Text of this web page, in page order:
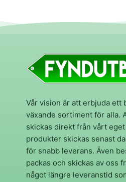
Vår vision är att erbjuda
växande sortiment för alla.
skickas direkt från vårt
produkter skickas senast
för snabb leverans. Även
packas och skickas av oss
något längre leveranstid